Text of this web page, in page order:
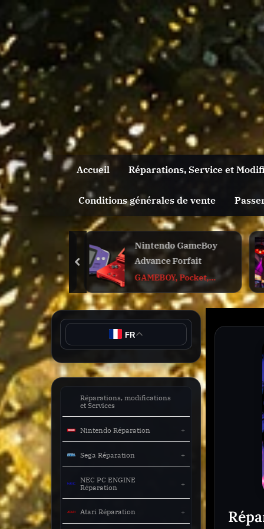
to
content
Accueil Réparations, Service et
Toggle
sub-
menu
Toggle
sub-
menu
Toggle
sub-
Toggle
sub-
menu
Toggle
menu
Toggle
sub-
menu
Toggle
sub-
Conditions générales de vente
ne
plus.
Nintendo GameBoy
Advance Forfait
GAMEBOY, Pocket,
Color, Advance
prev
FR
Réparations, modifications
et Services
Nintendo Réparation
Sega Réparation
NEC PC ENGINE
Réparation
Atari Réparation